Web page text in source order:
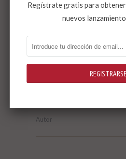
Autor
Regístrate gratis para
nuevos